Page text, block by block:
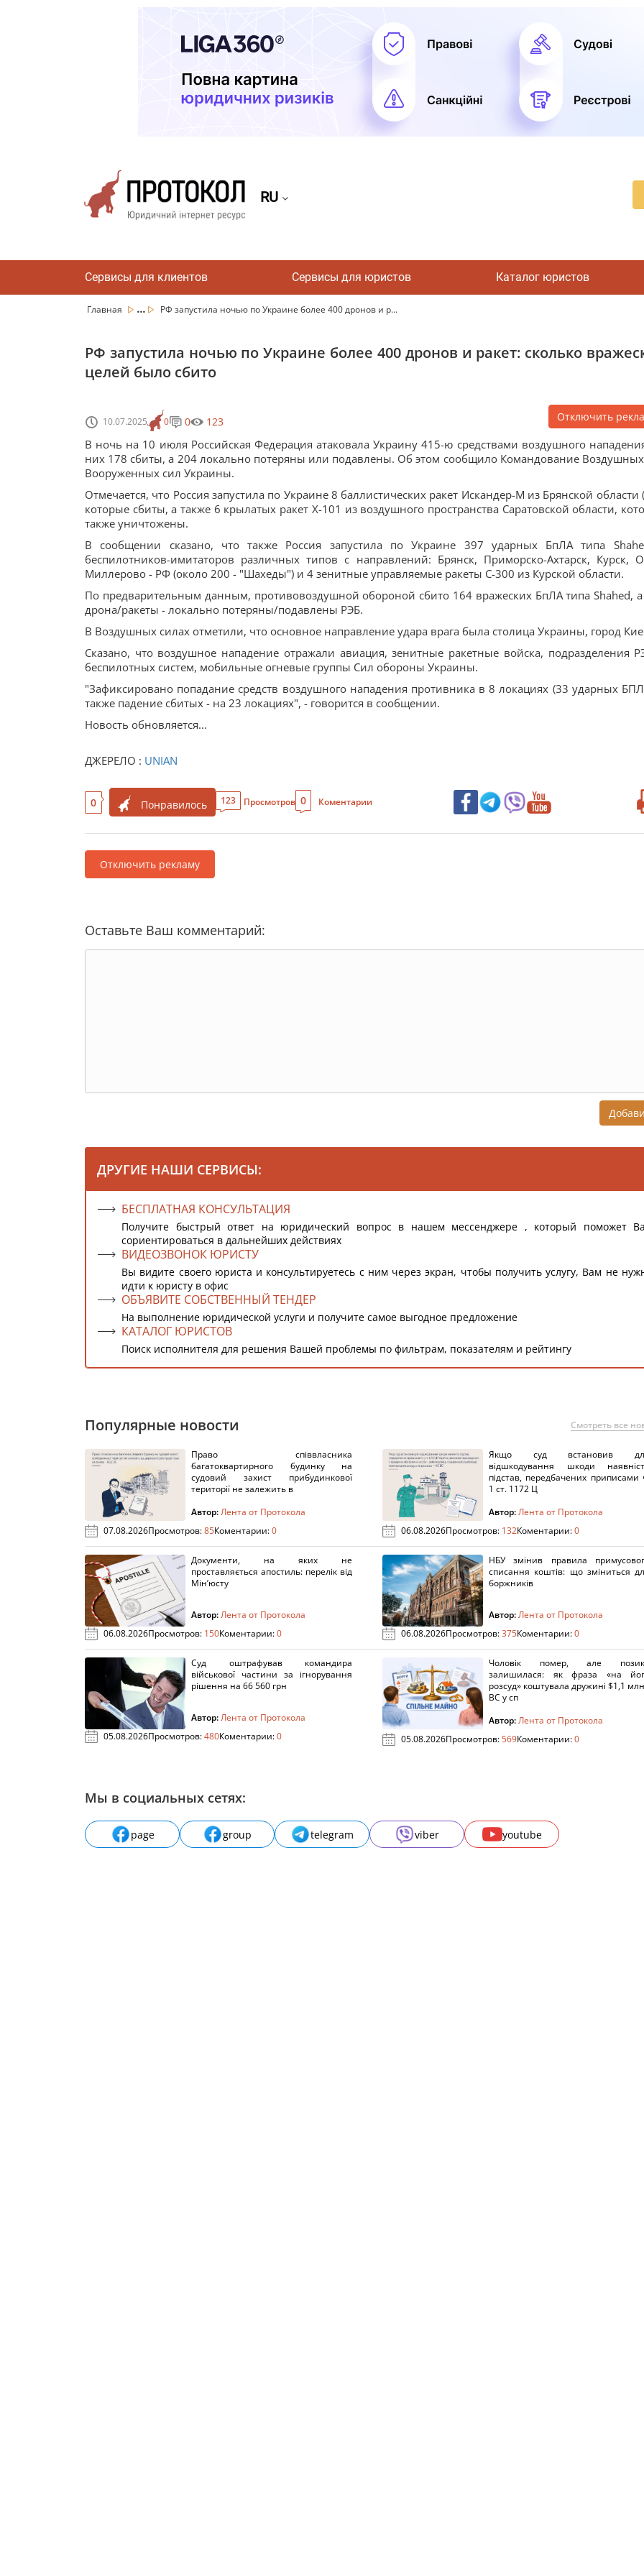
RU
Сервисы для клиентов Сервисы для юристов Каталог юристов
Главная ... РФ запустила ночью по Украине более 400 дронов и р...
РФ запустила ночью по Украине более 400 дронов и ракет: сколько
целей было сбито
10.07.2025 0 0 123 Отключить
В ночь на 10 июля Российская Федерация атаковала Украину 415-ю средствами воздушного
них 178 сбиты, а 204 локально потеряны или подавлены. Об этом сообщило Командование
Вооруженных сил Украины.
Отмечается, что Россия запустила по Украине 8 баллистических ракет Искандер-М из Брянской области
которые сбиты, а также 6 крылатых ракет Х-101 из воздушного пространства Саратовской области,
также уничтожены.
В сообщении сказано, что также Россия запустила по Украине 397 ударных БпЛА типа
беспилотников-имитаторов различных типов с направлений: Брянск, Приморско-Ахтарск, Курск,
Миллерово - РФ (около 200 - "Шахеды") и 4 зенитные управляемые ракеты С-300 из Курской области.
По предварительным данным, противовоздушной обороной сбито 164 вражеских БпЛА типа Shahed,
дрона/ракеты - локально потеряны/подавлены РЭБ.
В Воздушных силах отметили, что основное направление удара врага была столица Украины, город
Сказано, что воздушное нападение отражали авиация, зенитные ракетные войска, подразделения
беспилотных систем, мобильные огневые группы Сил обороны Украины.
"Зафиксировано попадание средств воздушного нападения противника в 8 локациях (33 ударных
также падение сбитых - на 23 локациях", - говорится в сообщении.
Новость обновляется...
ДЖЕРЕЛО : UNIAN
0 Понравилось 123 Просмотров 0 Коментарии
Отключить рекламу
Оставьте Ваш комментарий:
ДРУГИЕ НАШИ СЕРВИСЫ:
БЕСПЛАТНАЯ КОНСУЛЬТАЦИЯ
Получите быстрый ответ на юридический вопрос в нашем мессенджере , который поможет
сориентироваться в дальнейших действиях
ВИДЕОЗВОНОК ЮРИСТУ
Вы видите своего юриста и консультируетесь с ним через экран, чтобы получить услугу, Вам не
идти к юристу в офис
ОБЪЯВИТЕ СОБСТВЕННЫЙ ТЕНДЕР
На выполнение юридической услуги и получите самое выгодное предложение
КАТАЛОГ ЮРИСТОВ
Поиск исполнителя для решения Вашей проблемы по фильтрам, показателям и рейтингу
Популярные новости Смотреть все
Право співвласника
багатоквартирного будинку на
судовий захист прибудинкової
території не залежить в
Автор:Лента от Протокола
07.08.2026Просмотров:85Коментарии:0
Якщо суд встановив
відшкодування шкоди
підстав, передбачених приписами
1 ст. 1172 Ц
Автор:Лента от Протокола
06.08.2026Просмотров: 132Коментарии:0
Документи, на яких не
проставляється апостиль: перелік від
Мін’юсту
Автор:Лента от Протокола
06.08.2026Просмотров: 150Коментарии:0
НБУ змінив правила
списання коштів: що зміниться
боржників
Автор:Лента от Протокола
06.08.2026Просмотров:375Коментарии:0
Суд оштрафував командира
військової частини за ігнорування
рішення на 66 560 грн
Автор:Лента от Протокола
05.08.2026Просмотров:480Коментарии:0
Чоловік помер, але
залишилася: як фраза «на
розсуд» коштувала дружині $1,1
ВС у сп
Автор:Лента от Протокола
05.08.2026Просмотров:569Коментарии:0
Мы в социальных сетях:
page group telegram viber youtube